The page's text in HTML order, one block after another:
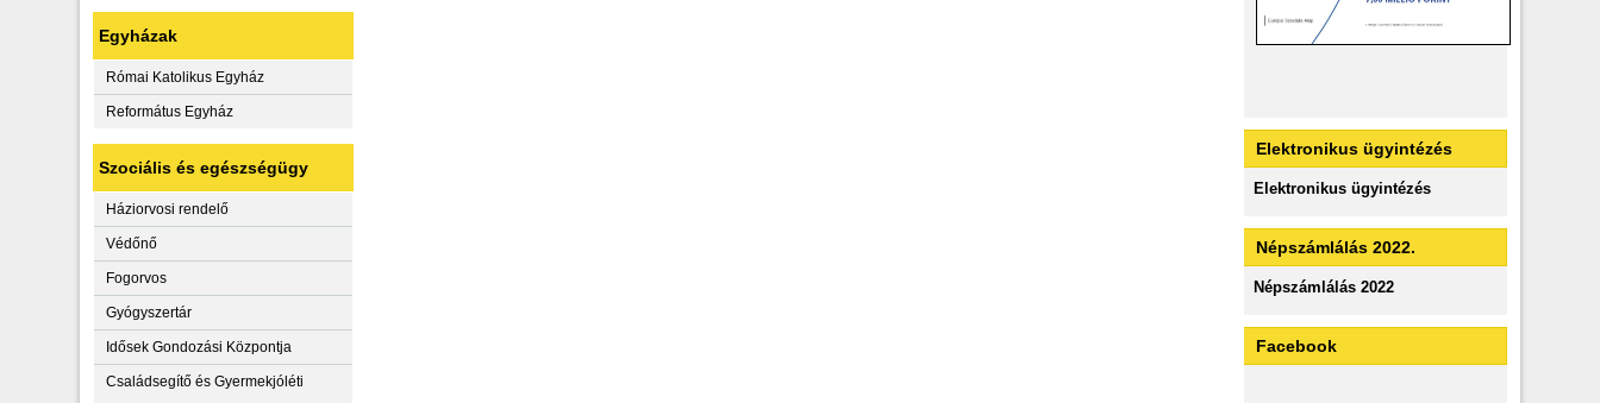
Egyházak
Római Katolikus Egyház
Református Egyház
Szociális és egészségügy
Háziorvosi rendelő
Védőnő
Fogorvos
Gyógyszertár
Idősek Gondozási Központja
Családsegítő és Gyermekjóléti
Elektronikus ügyintézés
Elektronikus ügyintézés
Népszámlálás 2022.
Népszámlálás 2022
Facebook